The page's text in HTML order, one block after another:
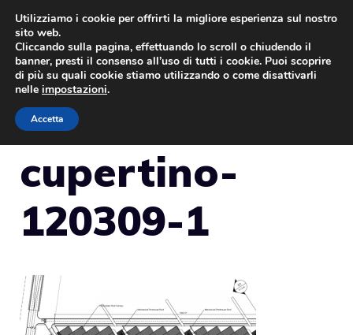
Vai
contenuto
cupertino-
120309-1
Utilizziamo i cookie per offrirti la migliore esperienza sul nostro
sito web.
Cliccando sulla pagina, effettuando lo scroll o chiudendo il
banner, presti il consenso all’uso di tutti i cookie. Puoi scoprire
di più su quali cookie stiamo utilizzando o come disattivarli
nelle impostazioni.
Accetta